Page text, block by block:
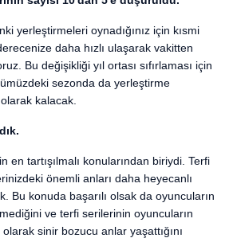
yerleştirmeleri oynadığınız için kısmi
daha hızlı ulaşarak vakitten
Bu değişikliği yıl ortası sıfırlaması için
sezonda da yerleştirme
olarak kalacak.
en tartışılmalı konularından biriydi. Terfi
önemli anları daha heyecanlı
Bu konuda başarılı olsak da oyuncuların
ve terfi serilerinin oyuncuların
olarak sinir bozucu anlar yaşattığını